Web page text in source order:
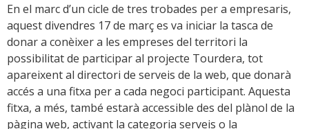
En el marc d’un cicle de tres trobades per a empresaris,
aquest divendres 17 de març es va iniciar la tasca de
donar a conèixer a les empreses del territori la
possibilitat de participar al projecte Tourdera, tot
apareixent al directori de serveis de la web, que donarà
accés a una fitxa per a cada negoci participant. Aquesta
fitxa, a més, també estarà accessible des del plànol de la
pàgina web, activant la categoria serveis o la